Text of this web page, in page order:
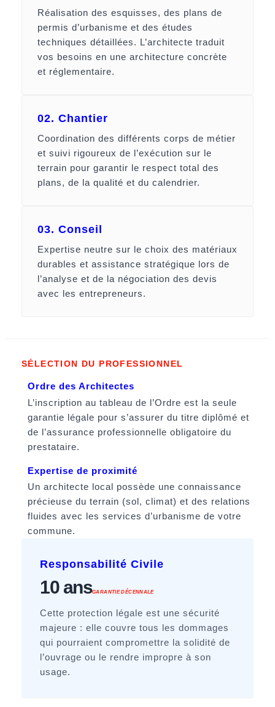
Réalisation des esquisses, des plans de
permis d’urbanisme et des études
techniques détaillées. L’architecte traduit
vos besoins en une architecture concrète
et réglementaire.
02. Chantier
Coordination des différents corps de métier
et suivi rigoureux de l’exécution sur le
terrain pour garantir le respect total des
plans, de la qualité et du calendrier.
03. Conseil
Expertise neutre sur le choix des matériaux
durables et assistance stratégique lors de
l’analyse et de la négociation des devis
avec les entrepreneurs.
SÉLECTION DU PROFESSIONNEL
Ordre des Architectes
L’inscription au tableau de l’Ordre est la seule
garantie légale pour s’assurer du titre diplômé et
de l’assurance professionnelle obligatoire du
prestataire.
Expertise de proximité
Un architecte local possède une connaissance
précieuse du terrain (sol, climat) et des relations
fluides avec les services d’urbanisme de votre
commune.
Responsabilité Civile
10 ansGARANTIE DÉCENNALE
Cette protection légale est une sécurité
majeure : elle couvre tous les dommages
qui pourraient compromettre la solidité de
l’ouvrage ou le rendre impropre à son
usage.